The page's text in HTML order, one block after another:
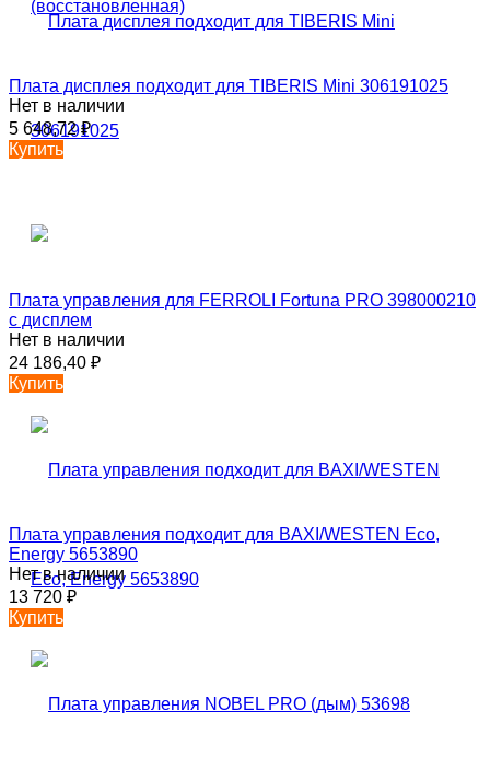
Плата дисплея подходит для TIBERIS Mini 306191025
Нет в наличии
5 648,72₽
Купить
Плата управления для FERROLI Fortuna PRO 398000210
с дисплем
Нет в наличии
24 186,40 ₽
Купить
Плата управления подходит для BAXI/WESTEN Eсо,
Energy 5653890
Нет в наличии
13 720 ₽
Купить